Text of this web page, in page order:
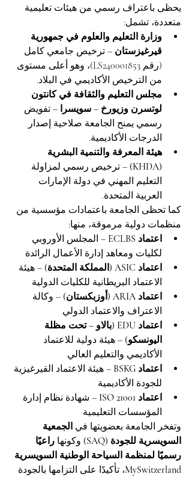
يحظى باعتراف رسمي من هيئات تعليمية
متعددة، تشمل:
وزارة التعليم والعلوم في جمهورية
قيرغيزستان – ترخيص جامعي كامل
(رقم LS240001853)، وهو أعلى مستوى
من الترخيص الأكاديمي في البلاد.
مجلس التعليم والثقافة في كانتون
لوتسرن وزيورخ – سويسرا – تفويض
رسمي يمنح الجامعة صلاحية إصدار
الدرجات الأكاديمية.
هيئة المعرفة والتنمية البشرية
(KHDA)
– ترخيص رسمي لمزاولة
التعليم المهني في دولة الإمارات
العربية المتحدة.
كما تحظى الجامعة باعتمادات مؤسسية من
منظمات دولية مرموقة، منها:
اعتماد ECLBS
– المجلس الأوروبي
لكليات ومعاهد إدارة الأعمال الرائدة
اعتماد ASIC (المملكة المتحدة)
– هيئة
الاعتماد البريطانية للكليات الدولية
اعتماد ARIA (أوزبكستان)
– وكالة
الاعتراف والاعتماد الدولي
اعتماد EDU (بالاو – تحت مظلة
اليونسكو) – هيئة دولية للاعتماد
الأكاديمي والتعليم العالي
اعتماد BSKG
– هيئة الاعتماد القيرغيزية
للجودة الأكاديمية
اعتماد ISO 21001
– شهادة نظام إدارة
المؤسسات التعليمية
وتفخر الجامعة بعضويتها في الجمعية
السويسرية للجودة (SAQ)
وكونها راعيًا
رسميًا لمنظمة السياحة الوطنية السويسرية
MySwitzerland، تأكيدًا على التزامها بالجودة